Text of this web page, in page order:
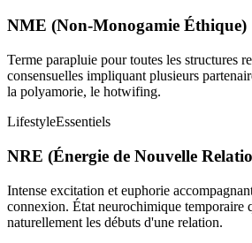
NME (Non-Monogamie Éthique)
Terme parapluie pour toutes les structures
consensuelles impliquant plusieurs
la polyamorie, le hotwifing.
LifestyleEssentiels
NRE (Énergie de Nouvelle
Intense excitation et euphorie
connexion. État neurochimique temporaire
naturellement les débuts d'une relation.